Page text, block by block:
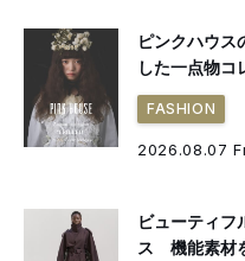
ピンクハウス
した一点物コ
FASHION
2026.08.07
ビューティフ
ス 機能素材